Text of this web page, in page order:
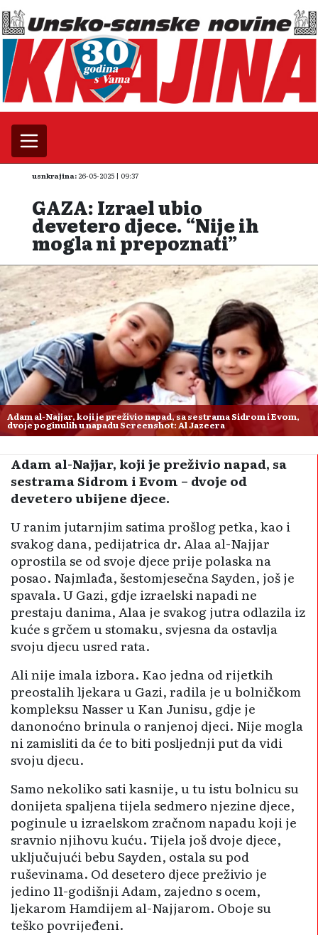
usnkrajina: 26-05-2025 | 09:37
GAZA: Izrael ubio
devetero djece. “Nije ih
mogla ni prepoznati”
Adam al-Najjar, koji je preživio napad, sa sestrama Sidrom i Evom,
dvoje poginulih u napadu Screenshot: Al Jazeera
Adam al-Najjar, koji je preživio napad, sa
sestrama Sidrom i Evom – dvoje od
devetero ubijene djece.
U ranim jutarnjim satima prošlog petka, kao i
svakog dana, pedijatrica dr. Alaa al-Najjar
oprostila se od svoje djece prije polaska na
posao. Najmlađa, šestomjesečna Sayden, još je
spavala. U Gazi, gdje izraelski napadi ne
prestaju danima, Alaa je svakog jutra odlazila iz
kuće s grčem u stomaku, svjesna da ostavlja
svoju djecu usred rata.
Ali nije imala izbora. Kao jedna od rijetkih
preostalih ljekara u Gazi, radila je u bolničkom
kompleksu Nasser u Kan Junisu, gdje je
danonoćno brinula o ranjenoj djeci. Nije mogla
ni zamisliti da će to biti posljednji put da vidi
svoju djecu.
Samo nekoliko sati kasnije, u tu istu bolnicu su
donijeta spaljena tijela sedmero njezine djece,
poginule u izraelskom zračnom napadu koji je
sravnio njihovu kuću. Tijela još dvoje djece,
uključujući bebu Sayden, ostala su pod
ruševinama. Od desetero djece preživio je
jedino 11-godišnji Adam, zajedno s ocem,
ljekarom Hamdijem al-Najjarom. Oboje su
teško povrijeđeni.